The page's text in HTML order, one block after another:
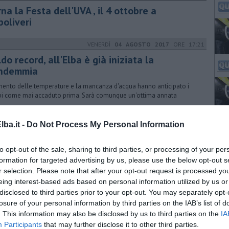
- Do Not Process My Personal Information
opt-out of the sale, sharing to third parties, or processing of your
for targeted advertising by us, please use the below opt-out
selection. Please note that after your opt-out request is processed
interest-based ads based on personal information utilized by us
to third parties prior to your opt-out. You may separately
of your personal information by third parties on the IAB’s list of
This information may also be disclosed by us to third parties on the
Participants that may further disclose it to other third parties.
la Festa dell'UVA , il 4 ottobre a
VENERDÌ 04 AGOSTO 2017 ORE 17:21
record, all'Elba è già iniziata la
delle temperature e la mancanza d'acqua hanno anticipato i
come mai accaduto prima. Sarà comunque un'ottima annata
GIOVEDÌ 06 SETTEMBRE 2018ORE 06:30
–watching”, camminare senza fretta lungo i sentieri panoramici del
con escursioni gratuite con la guida dal 22 settembre al 7 ottobre
DOMENICA16 SETTEMBRE 2018ORE 09:00
dell'Uva di Capoliveri non invecchia